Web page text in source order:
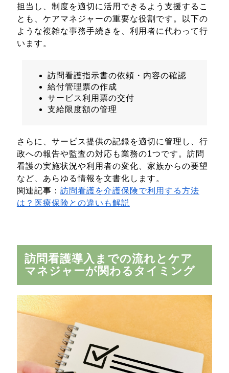
担当し、制度を適切に活用できるよう支援するこ
とも、ケアマネジャーの重要な役割です。以下の
ような複雑な事務手続きを、利用者に代わって行
います。
訪問看護指示書の依頼・内容の確認
給付管理票の作成
サービス利用票の交付
支給限度額の管理
さらに、サービス提供の記録を適切に管理し、行
政への報告や監査の対応も業務の1つです。訪問
看護の実施状況や利用者の変化、家族からの要望
など、あらゆる情報を文書化します。
関連記事： 訪問看護を介護保険で利用する方法
は？医療保険との違いも解説
訪問看護導入までの流れとケア
マネジャーが関わるタイミング